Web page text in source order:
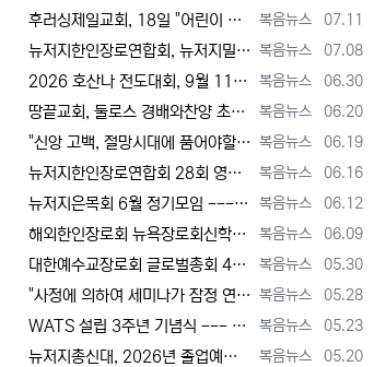
등록자
복음뉴스 등록일
07.11
후러싱제일교회, 18일 "어린이 천국" 만든다 [2026년 7월 11일 토요일 자 뉴욕일보 기사] ==> https://www.bogeumnew…
등록자
복음뉴스 등록일
07.08
뉴저지한인장로연합회, 뉴저지밀알선교단 방문 --- 장애우들에게 점심 식사 제공 + 사랑의 후원금 [2026년 7월 8일 수요일 자 뉴욕일보 기사…
등록자
복음뉴스 등록일
06.30
2026 호산나 전도대회, 9월 11일(금)부터 13일(주일)까지 뉴저지하베스트교회에서 [2026년 6월 30일 화요일 자 뉴욕일보 기사] ==…
등록자
복음뉴스 등록일
06.20
땅끝교회, 둘로스 경배와찬양 초청 찬양집회 --- "참행복은 주님께 쓰임 받는 것" [2026년 6월 20일 토요일 자 뉴욕일보 기사] ==> …
등록자
복음뉴스 등록일
06.19
"신앙 고백, 절망시대에 품어야할 희망, 마지막까지 하나님 손에 붙들려 쓰임 받고자 하는 삶의 의미" [2026년 6월 19일 금요일 자 뉴욕일…
등록자
복음뉴스 등록일
06.16
뉴저지한인장로연합회 28회 영적 대각성 기도회 [2026년 6월 16일 화요일 자 뉴욕일보 기사] ==> https://www.bogeumnew…
등록자
복음뉴스 등록일
06.12
뉴저지은목회 6월 정기모임 --- 강원호 목사, "복음은 구원, 구원의 목적은 하나님 나라의 삶" [2026년 6월 12일 금요일 자 뉴역일보 …
등록자
복음뉴스 등록일
06.09
해외한인장로회 뉴욕장로회신학대학(원), 40회 졸업감사예배 및 학위수여식 [2026년 6월 9일 화요일 자 뉴욕일보 기사] ==> https:/…
등록자
복음뉴스 등록일
05.30
대한예수교장로회 글로벌총회 48회 정기총회 --- "진리 위에 굳게 서서 복음으로 세상 정복하라" [2026년 5월 30일 토요일 자 뉴욕일보 …
등록자
복음뉴스 등록일
05.28
"사정에 의하여 세미나가 잠정 연기되었다"고 합니다. 착오 없으시기 바랍니다.
등록자
복음뉴스 등록일
05.23
WATS 설립 3주년 기념식 --- 천국 복음 전파와 영적 지도자 양성 사명 재확인 [2026년 5월 23일 토요일 자 뉴욕일보 기사] ==> …
등록자
복음뉴스 등록일
05.20
뉴저지총신대, 2026년 졸업예배 및 학위 수여식 --- "절업장은 학교가 주지만, 위임장은 주님이 주신다" [2026년 5월 20일 수요일 …